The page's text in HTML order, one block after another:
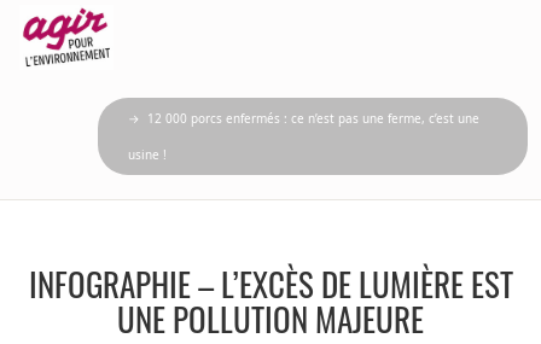
→ 12 000 porcs enfermés : ce n’est pas une ferme, c’est une
usine !
INFOGRAPHIE – L’EXCÈS DE LUMIÈRE EST
UNE POLLUTION MAJEURE